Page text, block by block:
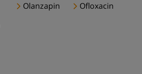
Olanzapin
Ofloxacin